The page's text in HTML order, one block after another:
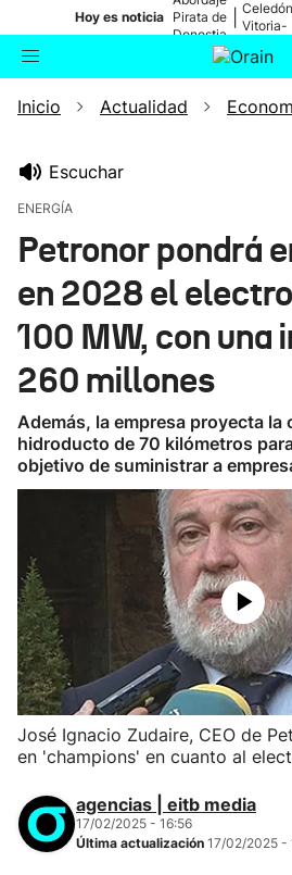
Hoy es noticia Pirata de
Donostia
Vitoria-
Buscador
Ikusmiran
Eguraldia
Inicio Actualidad
Escuchar
ENERGÍA
Petronor pondrá
en 2028 el
100 MW, con una
260 millones
Además, la empresa proyecta
hidroducto de 70 kilómetros
objetivo de suministrar a
José Ignacio Zudaire, CEO de
en 'champions' en cuanto al
agencias | eitb media
17/02/2025 - 16:56
Última actualización 17/02/2025 -